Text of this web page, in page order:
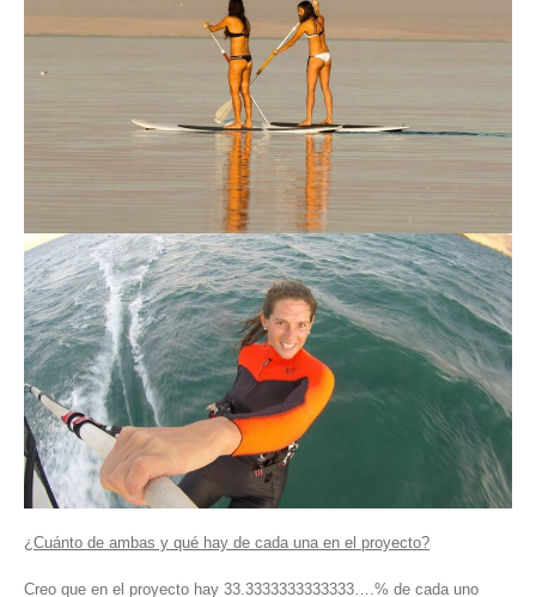
¿Cuánto de ambas y qué hay de cada una en el proyecto?
Creo que en el proyecto hay 33.3333333333333….% de cada uno